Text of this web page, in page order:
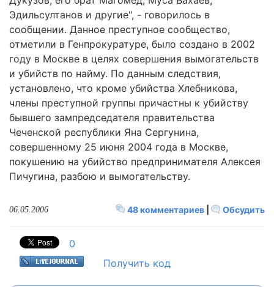
Эдильсултанов и другие", - говорилось в
сообщении. Данное преступное сообщество,
отметили в Генпрокуратуре, было создано в 2002
году в Москве в целях совершения вымогательств
и убийств по найму. По данным следствия,
установлено, что кроме убийства Хлебникова,
члены преступной группы причастны к убийству
бывшего зампредседателя правительства
Чеченской республики Яна Сергунина,
совершенному 25 июня 2004 года в Москве,
покушению на убийство предпринимателя Алексея
Пичугина, разбою и вымогательству.
48 комментариев Обсудить
06.05.2006
0
Получить код